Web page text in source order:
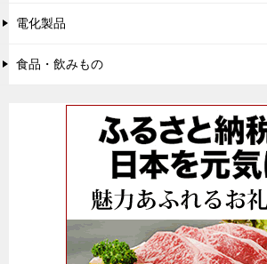
電化製品
食品・飲みもの